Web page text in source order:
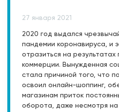
27 января 2021
2020 год выдался
пандемии коронавируса, и
отразиться на
коммерции. Вынужденная
стала причиной того, что
освоил онлайн-шоппинг,
магазинам приток
оборота, даже несмотря